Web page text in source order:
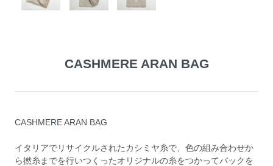
CASHMERE ARAN BAG
CASHMERE ARAN BAG
イタリアでリサイクルされたカシミヤ糸で、色の組み合わせか
ら撚糸までを行いつくったオリジナルの糸をつかってバックを